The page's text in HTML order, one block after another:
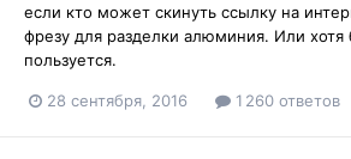
если кто может скинуть ссылку на
фрезу для разделки алюминия. Или хотя
пользуется.
28 сентября, 2016 1 260 ответов